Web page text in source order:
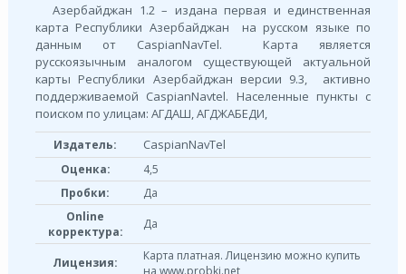
Азербайджан 1.2 – издана первая и единственная
карта Республики Азербайджан на русском языке по
данным от CaspianNavTel. Карта является
русскоязычным аналогом существующей актуальной
карты Республики Азербайджан версии 9.3, активно
поддерживаемой CaspianNavtel. Населенные пункты с
поиском по улицам: АГДАШ, АГДЖАБЕДИ,
Издатель: CaspianNavTel
Оценка:
4,5
Пробки:
Да
Online
корректура:
Да
Лицензия:
Карта платная. Лицензию можно купить
на www.probki.net